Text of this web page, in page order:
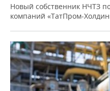
Новый собственник НЧТЗ
компаний «ТатПром-